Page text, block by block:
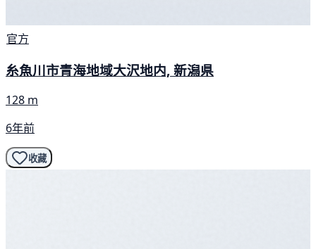
官方
糸魚川市青海地域大沢地内, 新潟県
128 m
6年前
收藏